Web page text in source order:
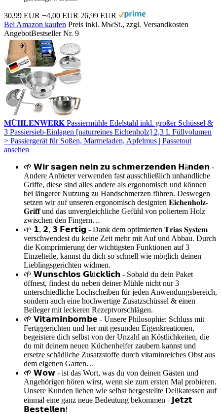
30,99 EUR −4,00 EUR 26,99 EUR
Bei Amazon kaufen Preis inkl. MwSt., zzgl. Versandkosten
AngebotBestseller Nr. 9
𝐌Ü𝐇𝐋𝐄𝐍𝐖𝐄𝐑𝐊 Passiermühle Edelstahl inkl. großer Schüssel &
3 Passiersieb-Einlagen [naturreines Eichenholz] 2,3 L Füllvolumen
> Passiergerät für Soßen, Marmeladen, Apfelmus | Passetout
ansehen
🌱 𝗪𝗶𝗿 𝘀𝗮𝗴𝗲𝗻 𝗻𝗲𝗶𝗻 𝘇𝘂 𝘀𝗰𝗵𝗺𝗲𝗿𝘇𝗲𝗻𝗱𝗲𝗻 𝗛ä𝗻𝗱𝗲𝗻 -
Andere Anbieter verwenden fast ausschließlich unhandliche
Griffe, diese sind alles andere als ergonomisch und können
bei längerer Nutzung zu Handschmerzen führen. Deswegen
setzen wir auf unseren ergonomisch designten 𝐄𝐢𝐜𝐡𝐞𝐧𝐡𝐨𝐥𝐳-
𝐆𝐫𝐢𝐟𝐟 und das unvergleichliche Gefühl von poliertem Holz
zwischen den Fingern…
🌱 𝟭, 𝟮, 𝟯 𝗙𝗲𝗿𝘁𝗶𝗴 - Dank dem optimierten 𝐓𝐫𝐢𝐚𝐬 𝐒𝐲𝐬𝐭𝐞𝐦
verschwendest du keine Zeit mehr mit Auf und Abbau. Durch
die Komprimierung der wichtigsten Funktionen auf 3
Einzelteile, kannst du dich so schnell wie möglich deinen
Lieblingsgerichten widmen.
🌱 𝗪𝘂𝗻𝘀𝗰𝗵𝗹𝗼𝘀 𝗚𝗹ü𝗰𝗸𝗹𝗶𝗰𝗵 - Sobald du dein Paket
öffnest, findest du neben deiner Mühle nicht nur 3
unterschiedliche Lochscheiben für jeden Anwendungsbereich,
sondern auch eine hochwertige Zusatzschüssel & einen
Beileger mit leckeren Rezeptvorschlägen.
🌱 𝗩𝗶𝘁𝗮𝗺𝗶𝗻𝗯𝗼𝗺𝗯𝗲 - Unsere Philosophie: Schluss mit
Fertiggerichten und her mit gesunden Eigenkreationen,
begeistere dich selbst von der Unzahl an Köstlichkeiten, die
du mit deinem neuen Küchenhelfer zaubern kannst und
ersetze schädliche Zusatzstoffe durch vitaminreiches Obst aus
dem eigenen Garten…
🌱 𝗪𝗼𝘄 - ist das Wort, was du von deinen Gästen und
Angehörigen hören wirst, wenn sie zum ersten Mal probieren.
Unsere Kunden lieben wie selbst hergestellte Delikatessen auf
einmal eine ganz neue Bedeutung bekommen - 𝗝𝗲𝘁𝘇𝘁
𝗕𝗲𝘀𝘁𝗲𝗹𝗹𝗲𝗻!